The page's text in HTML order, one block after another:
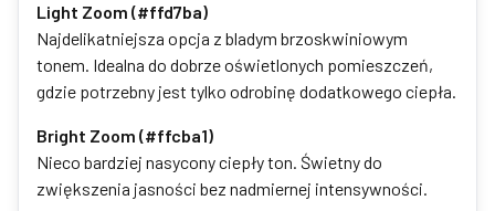
Light Zoom (#ffd7ba)
Najdelikatniejsza opcja z bladym brzoskwiniowym
tonem. Idealna do dobrze oświetlonych pomieszczeń,
gdzie potrzebny jest tylko odrobinę dodatkowego ciepła.
Bright Zoom (#ffcba1)
Nieco bardziej nasycony ciepły ton. Świetny do
zwiększenia jasności bez nadmiernej intensywności.